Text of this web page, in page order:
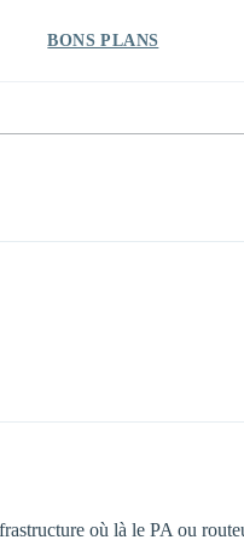
BONS PLANS
où là le PA ou